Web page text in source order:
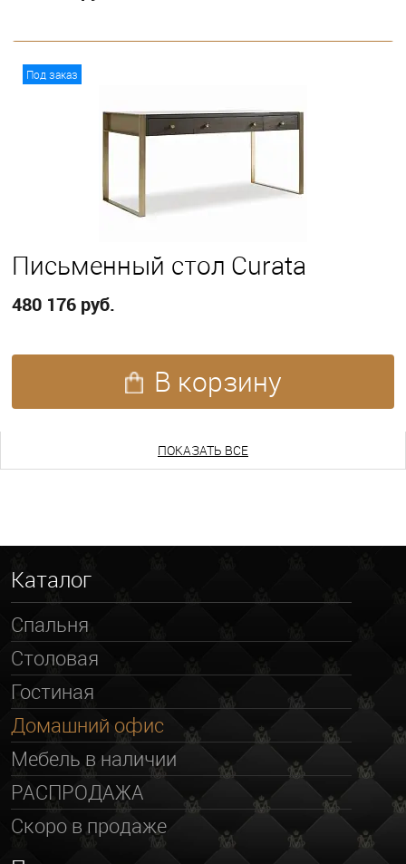
Под заказ
Письменный стол Curata
480 176 руб.
В корзину
ПОКАЗАТЬ ЕЩЕ
ПОКАЗАТЬ ВСЕ
Каталог
Спальня
Столовая
Гостиная
Домашний офис
Мебель в наличии
РАСПРОДАЖА
Скоро в продаже